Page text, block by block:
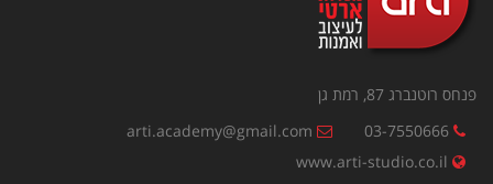
פנחס רוטנברג 87, רמת גן
03-7550666
arti.academy@gmail.com
www.arti-studio.co.il